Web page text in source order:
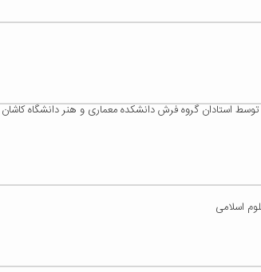
استادان گروه فرش دانشکده معماری و هنر دانشگاه کاشان
اسلامی